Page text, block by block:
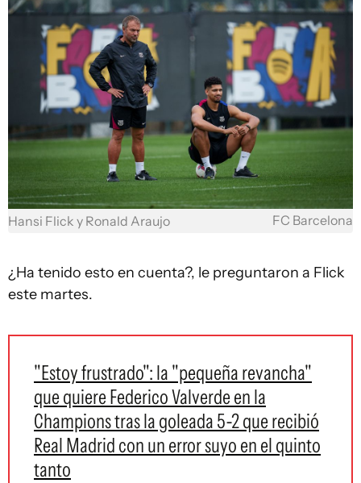
Hansi Flick y Ronald Araujo FC Barcelona
¿Ha tenido esto en cuenta?, le preguntaron a Flick
este martes.
"Estoy frustrado": la "pequeña revancha"
que quiere Federico Valverde en la
Champions tras la goleada 5-2 que recibió
Real Madrid con un error suyo en el quinto
tanto